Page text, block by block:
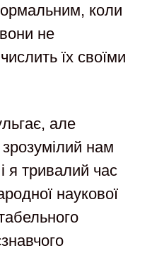
коли
вони не
їх своїми
але
нам
я тривалий час
наукової